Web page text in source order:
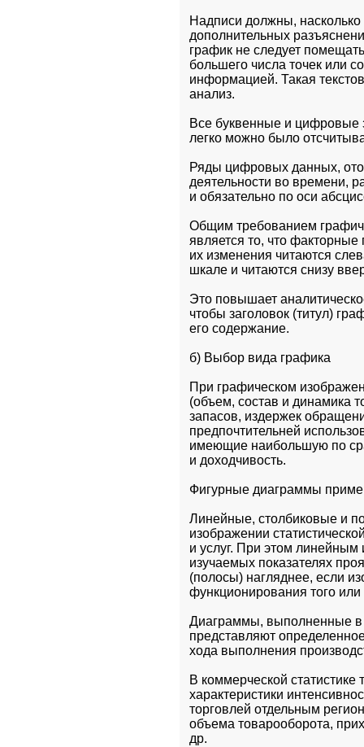
Надписи должны,
дополнительных
график не следует
большего числа точек или
информацией. Такая
анализ.
Все буквенные и цифровые
легко можно было
Ряды цифровых данных,
деятельности во времени,
и обязательно по оси
Общим требованием
является то, что
их изменения читаются
шкале и читаются снизу
Это повышает
чтобы заголовок (титул)
его содержание.
б) Выбор вида графика
При графическом
(объем, состав и динамика
запасов, издержек
предпочтительней
имеющие наибольшую по
и доходчивость.
Фигурные диаграммы
Линейные, столбиковые и
изображении
и услуг. При этом линейным
изучаемых показателях
(полосы) нагляднее, если
функционирования того или
Диаграммы, выполненные в
представляют
хода выполнения
В коммерческой
характеристики
торговлей отдельным
объема товарооборота,
др.